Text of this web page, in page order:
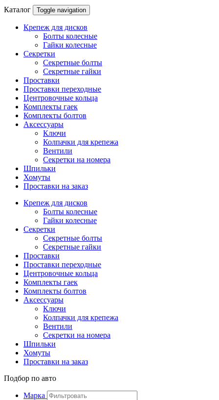
Каталог
Toggle navigation
Крепеж для дисков
Болты колесные
Гайки колесные
Секретки
Секретные болты
Секретные гайки
Проставки
Проставки переходные
Центровочные кольца
Комплекты гаек
Комплекты болтов
Аксессуары
Ключи
Колпачки для крепежа
Вентили
Секретки на номера
Шпильки
Хомуты
Проставки на заказ
Крепеж для дисков
Болты колесные
Гайки колесные
Секретки
Секретные болты
Секретные гайки
Проставки
Проставки переходные
Центровочные кольца
Комплекты гаек
Комплекты болтов
Аксессуары
Ключи
Колпачки для крепежа
Вентили
Секретки на номера
Шпильки
Хомуты
Проставки на заказ
Подбор по авто
Марка